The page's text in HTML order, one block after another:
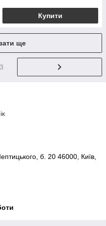
Купити
ще
б. 20 46000, Київ,